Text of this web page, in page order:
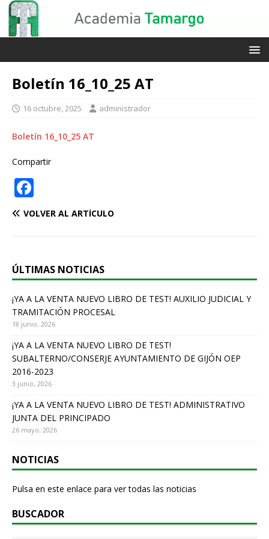
Boletín 16_10_25 AT
16 octubre, 2025 administrador
Boletín 16_10_25 AT
Compartir
a
b
o
o
k
VOLVER AL ARTÍCULO
ÚLTIMAS NOTICIAS
¡YA A LA VENTA NUEVO LIBRO DE TEST! AUXILIO JUDICIAL Y
TRAMITACIÓN PROCESAL
18 junio, 2026
¡YA A LA VENTA NUEVO LIBRO DE TEST!
SUBALTERNO/CONSERJE AYUNTAMIENTO DE GIJÓN OEP
2016-2023
3 junio, 2026
¡YA A LA VENTA NUEVO LIBRO DE TEST! ADMINISTRATIVO
JUNTA DEL PRINCIPADO
26 mayo, 2026
NOTICIAS
Pulsa en este enlace para ver todas las noticias
BUSCADOR